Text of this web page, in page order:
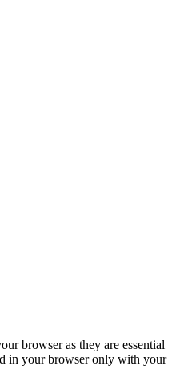
browser as they are essential
in your browser only with your